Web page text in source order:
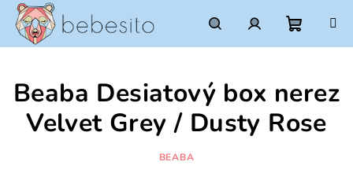
Prejsť
obsah
HľadaťPrihlásenie
košík
Beaba Desiatový box nerez
Velvet Grey / Dusty Rose
BEABA